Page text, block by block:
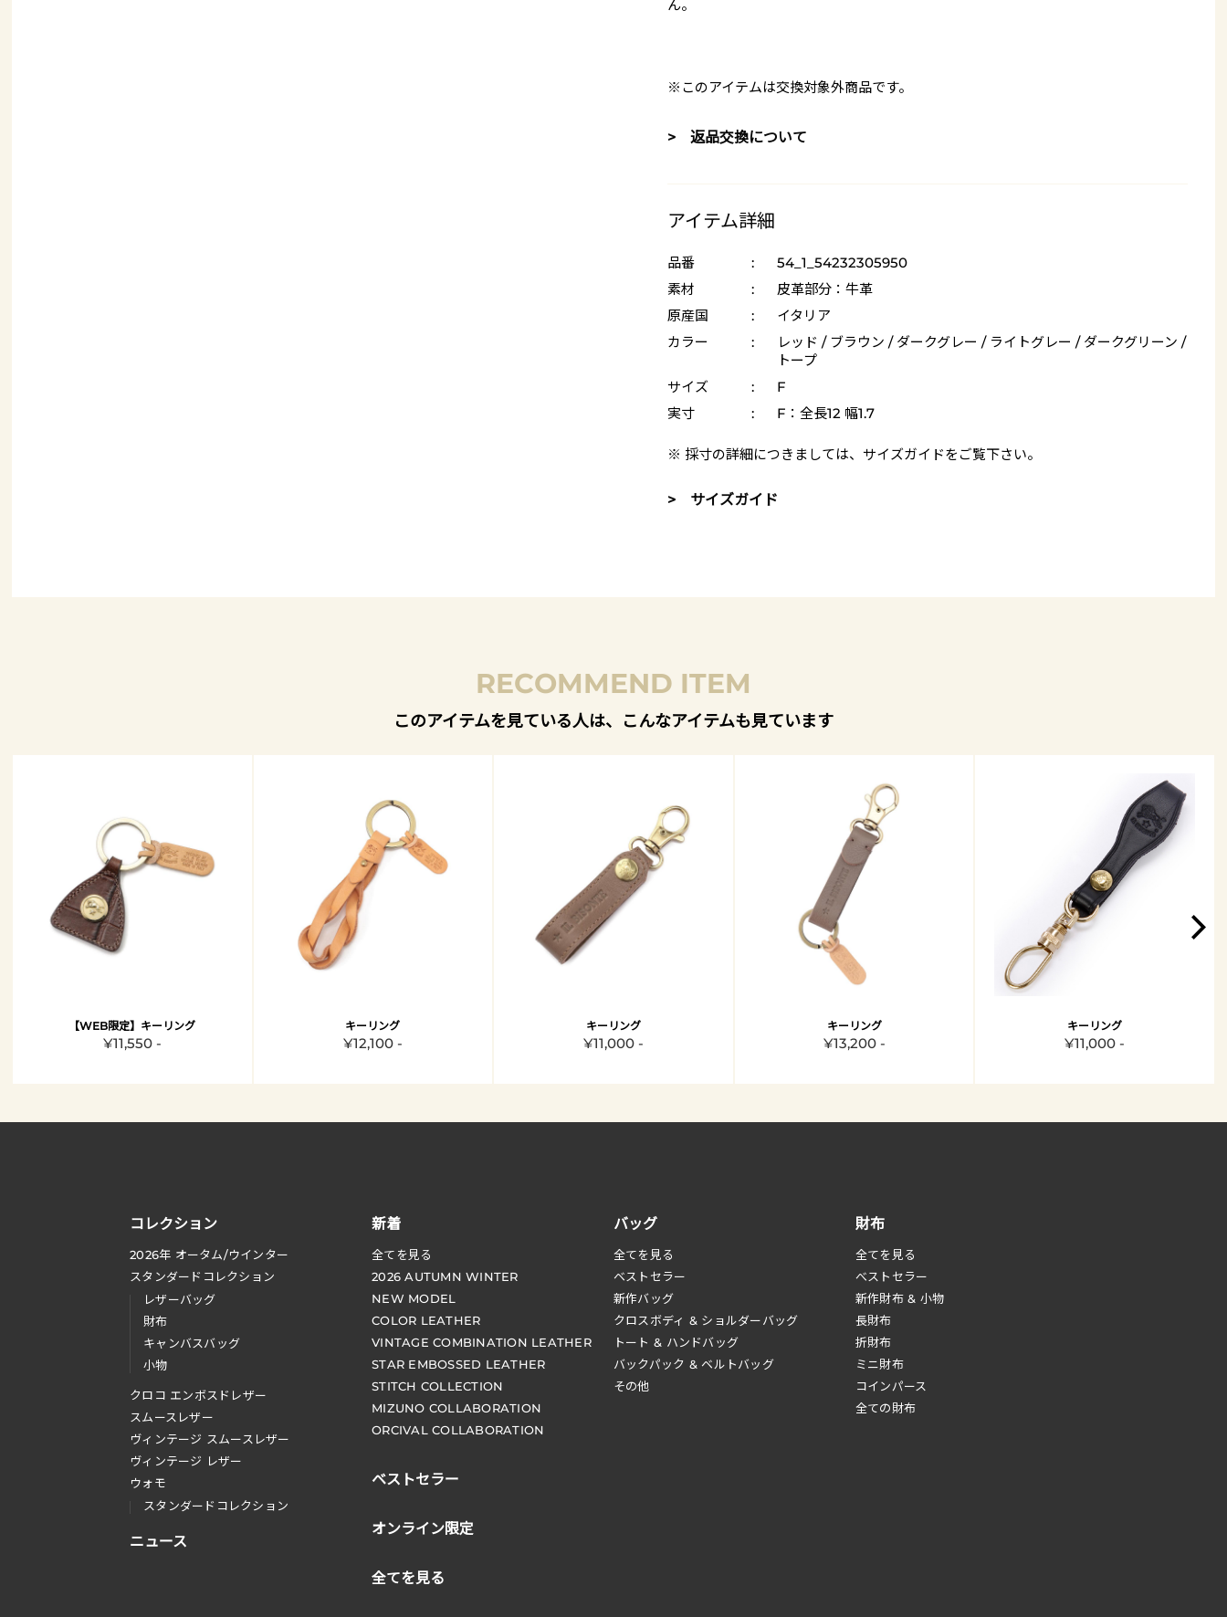
ん。
※このアイテムは交換対象外商品です。
> 返品交換について
アイテム詳細
品番 :
54_1_54232305950
素材
:
皮革部分：牛革
原産国
:
イタリア
カラー
:
レッド / ブラウン / ダークグレー / ライトグレー / ダークグリーン /
トープ
サイズ
:
F
実寸
: F：全長12 幅1.7
※ 採寸の詳細につきましては、 サイズガイドをご覧下さい。
> サイズガイド
RECOMMEND ITEM
このアイテムを見ている人は、こんなアイテムも見ています
【WEB限定】キーリング
¥11,550 -
キーリング
¥12,100 -
キーリング
¥11,000 -
キーリング
¥13,200 -
キーリング
¥11,000 -
コレクション
2026年 オータム/ウインター
スタンダードコレクション
レザーバッグ
財布
キャンバスバッグ
小物
クロコ エンボスドレザー
スムースレザー
ヴィンテージ スムースレザー
ヴィンテージ レザー
ウォモ
スタンダードコレクション
ニュース
新着
全てを見る
2026 AUTUMN WINTER
NEW MODEL
COLOR LEATHER
VINTAGE COMBINATION LEATHER
STAR EMBOSSED LEATHER
STITCH COLLECTION
MIZUNO COLLABORATION
ORCIVAL COLLABORATION
ベストセラー
オンライン限定
全てを見る
財布
全てを見る
べストセラー
新作財布 & 小物
長財布
折財布
ミニ財布
コインパース
全ての財布
バッグ
全てを見る
ベストセラー
新作バッグ
クロスボディ & ショルダーバッグ
トート & ハンドバッグ
バックパック & ベルトバッグ
その他